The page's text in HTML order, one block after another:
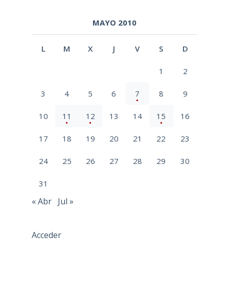
MAYO 2010
L M X J V S D
1 2
3 4 5 6 7 8 9
10 11 12 13 14 15 16
17 18 19 20 21 22 23
24 25 26 27 28 29 30
31
« Abr Jul »
Acceder